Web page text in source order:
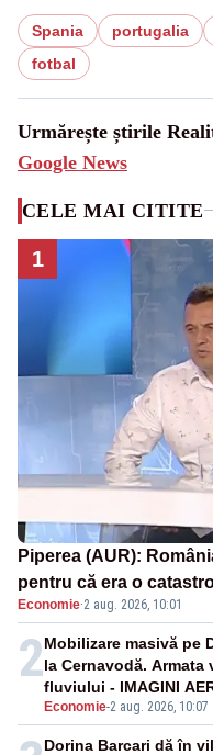
Spania portugalia
fotbal
Urmărește știrile
Google News
CELE MAI CITITE
1
Piperea (AUR):
pentru că era o
pensii
Economie·2 aug. 2026, 10:01
2
Economie-2 aug. 2026, 10:07
Mobilizare masivă pe
la Cernavodă.
fluviului - IMAGINI
Dorina Barcari dă în